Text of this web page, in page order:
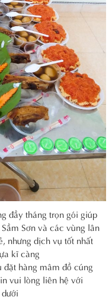
đầy tháng trọn gói giúp
Sơn và các vùng lân
nhưng dịch vụ tốt nhất
kĩ càng
hàng mâm đồ cúng
vui lòng liên hệ với